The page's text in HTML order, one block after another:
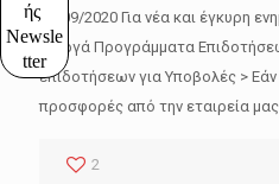
ής
Newsle
tter
15/09/2020 Για νέα και έγκυρη
Ενεργά Προγράμματα
επιδοτήσεων για Υποβολές >
προσφορές από την εταιρεία μας
2